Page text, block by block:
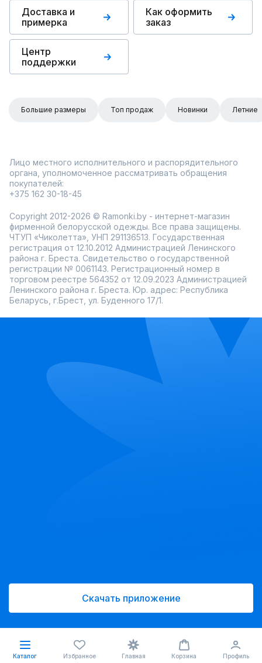
Доставка и
примерка
Как оформить
заказ
Центр
поддержки
Большие размеры Топ продаж Новинки Летние
Лицо местного исполнительного и распорядительного
органа, уполномоченное рассматривать обращения
покупателей:
+375 162 30-18-45
Copyright 2012-2026 © Ramonki.by - интернет-магазин
фирменной белорусской одежды. Все права защищены.
ЧТУП «Чиколетта», УНП 291136513. Государственная
регистрация от 12.10.2012 Администрацией Ленинского
района г. Бреста. Свидетельство о государственной
регистрации № 0061143. Регистрационный номер в
торговом реестре 564352 от 12.09.2023 Администрацией
Ленинского района г. Бреста. Юр. адрес: Республика
Беларусь, г.Брест, ул. Буденного 17/1.
Скачать приложение
Каталог Избранное Главная Корзина Профиль